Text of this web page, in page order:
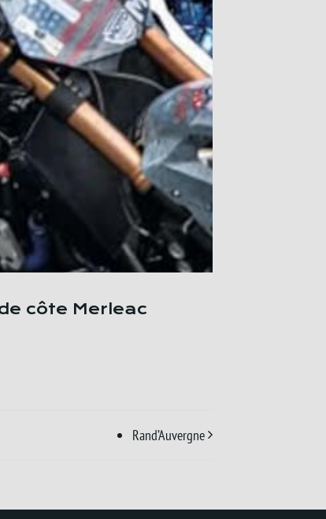
côte Merleac
Rand’Auvergne